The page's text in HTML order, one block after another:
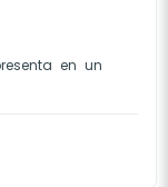
en un